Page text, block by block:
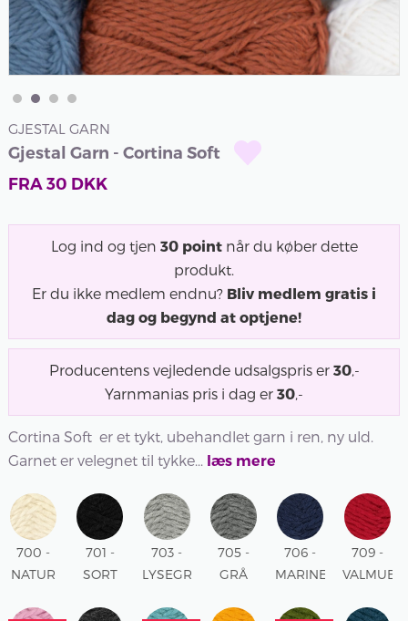
GJESTAL GARN
Gjestal Garn - Cortina Soft
FRA30 DKK
Log ind og tjen 30 pointnår du køber dette
produkt.
Er du ikke medlem endnu? Bliv medlem gratis i
dag og begynd at optjene!
Producentens vejledende udsalgspris er 30,-
Yarnmanias pris i dag er 30,-
Cortina Soft er et tykt, ubehandlet garn i ren, ny uld.
Garnet er velegnet til tykke... læs mere
700 -
NATUR
701 -
SORT
703 -
LYSEGRÅ
705 -
GRÅ
706 -
MARINE
709 -
VALMUE